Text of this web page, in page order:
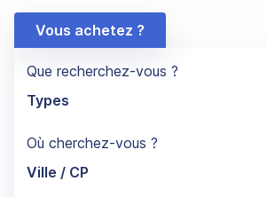
Vous achetez ?
Que recherchez-vous ?
Types
Où cherchez-vous ?
Ville / CP